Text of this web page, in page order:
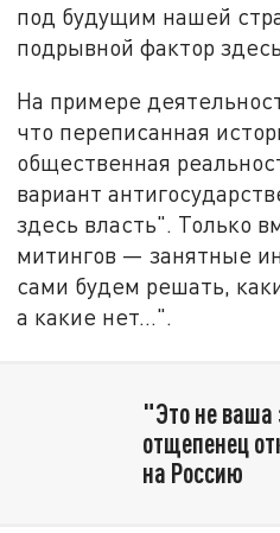
под будущим нашей
подрывной фактор
На примере
что переписанная
общественная
вариант
здесь власть". Только
митингов — занятные
сами будем решать,
а какие нет…".
"Это не
отщепенец
на Россию